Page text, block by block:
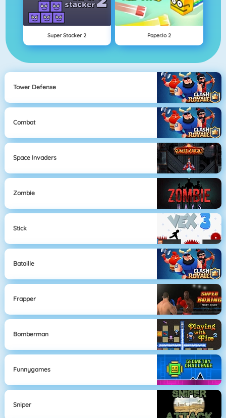
Super Stacker 2 Paper.io 2
Tower Defense
Combat
Space Invaders
Zombie
Stick
Bataille
Frapper
Bomberman
Funnygames
Sniper